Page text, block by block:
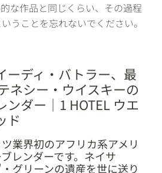
な作品と同じくらい、その過程
うことを忘れないでください。
ーディ・バトラー、最
ネシー・ウイスキーの
ンダー｜1 HOTEL ウエ
ド
業界初のアフリカ系アメリ
レンダーです。ネイサ
グリーンの遺産を世に送り